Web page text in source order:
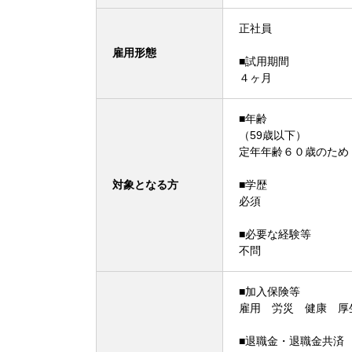
雇用形態
正社員
■試用期間
４ヶ月
対象となる方
■年齢
（59歳以下）
定年年齢６０歳のため
■学歴
必須
■必要な経験等
不問
■加入保険等
雇用 労災 健康 厚
■退職金・退職金共済